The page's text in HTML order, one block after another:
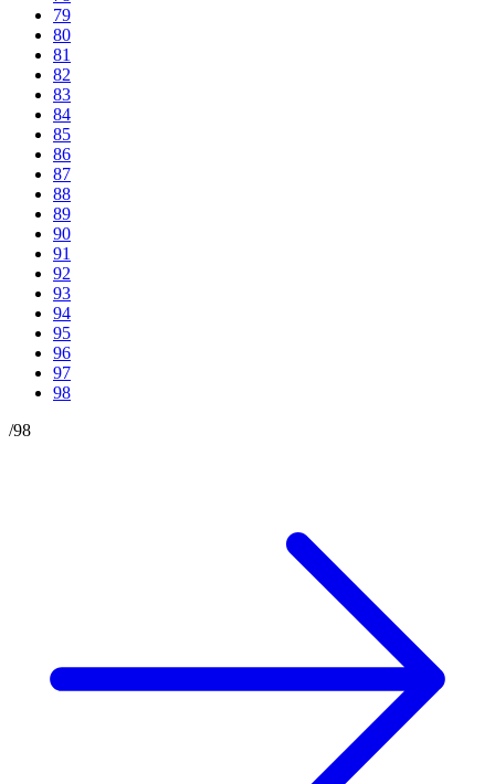
79
80
81
82
83
84
85
86
87
88
89
90
91
92
93
94
95
96
97
98
/98